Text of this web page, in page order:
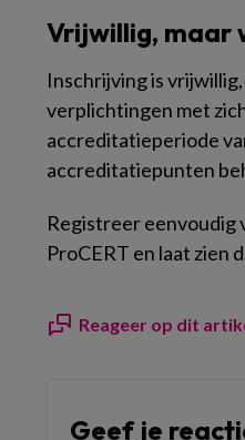
Vrijwillig, maar
Inschrijving is
verplichtingen met
accreditatieperiode
accreditatiepunten
Registreer eenvoudig
ProCERT en laat zien
Reageer op dit
Geef je